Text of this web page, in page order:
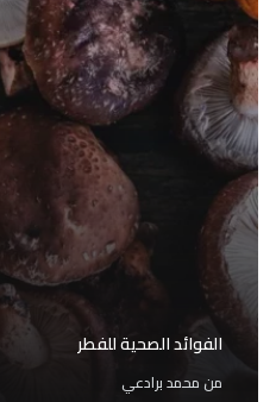
الفوائد الصحية للفطر
من محمد برادعي